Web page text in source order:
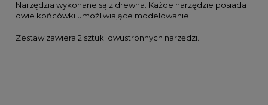
Narzędzia wykonane są z drewna. Każde narzędzie posiada
dwie końcówki umożliwiające modelowanie.
Zestaw zawiera 2 sztuki dwustronnych narzędzi.